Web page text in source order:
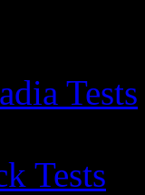
Tests
Tests